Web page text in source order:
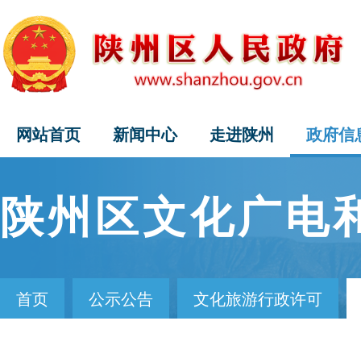
网站首页 新闻中心 走进陕州 政府信
陕州区文化广电
首页 公示公告 文化旅游行政许可